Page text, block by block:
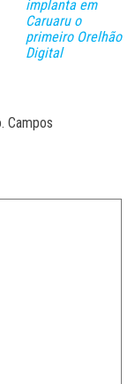
implanta em
Caruaru o
primeiro Orelhão
Digital
Campos